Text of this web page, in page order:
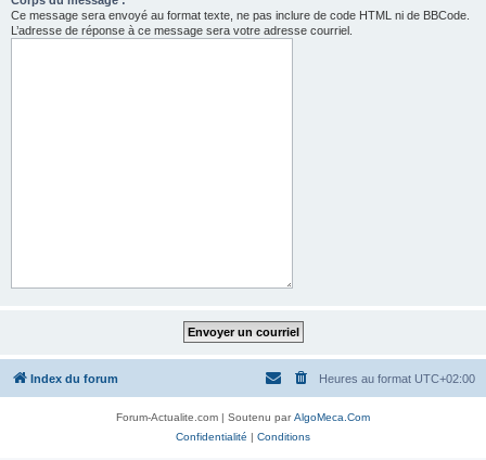
Ce message sera envoyé au format texte, ne pas inclure de code HTML ni de BBCode.
L’adresse de réponse à ce message sera votre adresse courriel.
Index du forum Heures au format UTC+02:00
Forum-Actualite.com | Soutenu parAlgoMeca.Com
Confidentialité | Conditions